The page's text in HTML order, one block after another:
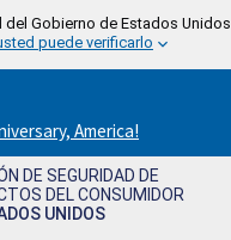
del Gobierno de Estados Unidos
puede verificarlo
America!
DE SEGURIDAD DE
DEL CONSUMIDOR
UNIDOS